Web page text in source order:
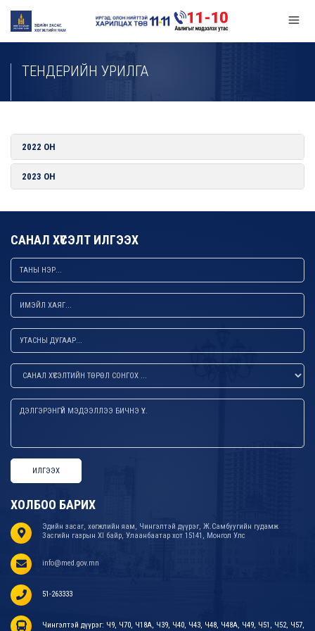
ТЕНДЕРИЙН УРИЛГА
2022 ОН
2023 ОН
САНАЛ ХҮСЭЛТ ИЛГЭЭХ
ИЛГЭЭХ
ХОЛБОО БАРИХ
Эдийн засаг, хөгжлийн яам, Чингэлтэй дүүрэг, Ж.Самбуугийн гудамж
Засгийн газрын XI байр, Улаанбаатар хот 15141, Монгол Улс
info@med.gov.mn
51-263333
Чингэлтэй дүүрэг: Ч9, Ч70, Ч18А, Ч39, Ч40, Ч43, Ч48, Ч48А, Ч49, Ч51, Ч52, Ч57,